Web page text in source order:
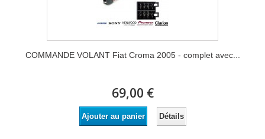
COMMANDE VOLANT Fiat Croma 2005 - complet avec...
69,00 €
Ajouter au panier Détails